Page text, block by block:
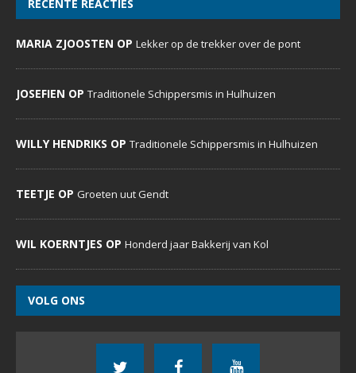
RECENTE REACTIES
MARIA ZJOOSTEN OP Lekker op de trekker over de pont
JOSEFIEN OP Traditionele Schippersmis in Hulhuizen
WILLY HENDRIKS OP Traditionele Schippersmis in Hulhuizen
TEETJE OP Groeten uut Gendt
WIL KOERNTJES OP Honderd jaar Bakkerij van Kol
VOLG ONS